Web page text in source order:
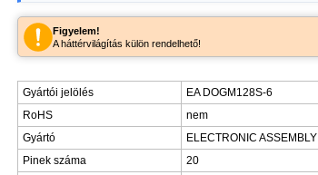
Figyelem!
A háttérvilágítás külön rendelhető!
Gyártói jelölés
EA DOGM128S-6
RoHS
nem
Gyártó
ELECTRONIC ASSEMBLY
Pinek száma
20